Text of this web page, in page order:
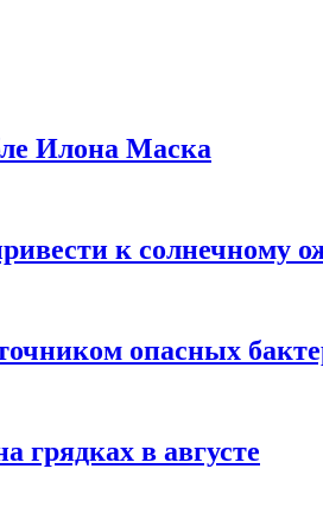
Илона Маска
к солнечному
опасных
грядках в августе